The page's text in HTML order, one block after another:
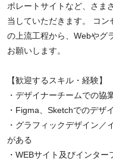
ポレートサイトなど、さま
当していただきます。 コ
の上流工程から、Webやグ
お願いします。
【歓迎するスキル・経験】
・デザイナーチームでの協
・Figma、Sketchでのデザ
・グラフィックデザイン／
がある
・WEBサイト及びインタ